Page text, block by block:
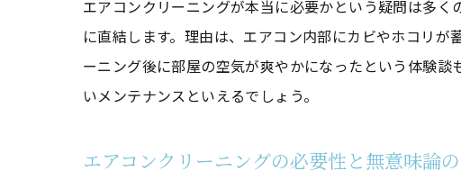
エアコンクリーニングが本当に必要かという疑問は多
に直結します。理由は、エアコン内部にカビやホコリ
ーニング後に部屋の空気が爽やかになったという体験
いメンテナンスといえるでしょう。
エアコンクリーニングの必要性と無意味論